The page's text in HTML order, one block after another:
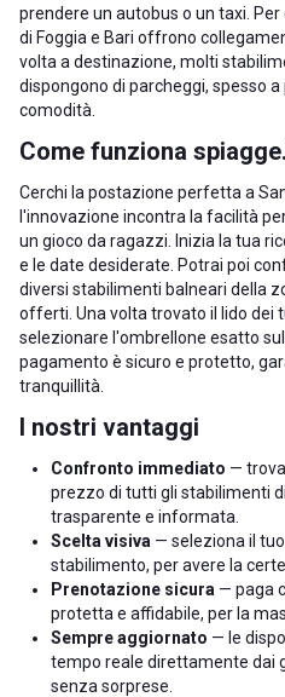
prendere un autobus o un taxi.
di Foggia e Bari offrono
volta a destinazione, molti
dispongono di parcheggi, spesso
comodità.
Come funziona
Cerchi la postazione perfetta a
l'innovazione incontra la facilità
un gioco da ragazzi. Inizia la tua
e le date desiderate. Potrai poi
diversi stabilimenti balneari della
offerti. Una volta trovato il lido dei
selezionare l'ombrellone esatto
pagamento è sicuro e protetto,
tranquillità.
I nostri vantaggi
Confronto immediato —
prezzo di tutti gli stabilimenti
trasparente e informata.
Scelta visiva — seleziona il
stabilimento, per avere la
Prenotazione sicura — paga
protetta e affidabile, per la
Sempre aggiornato — le
tempo reale direttamente dai
senza sorprese.